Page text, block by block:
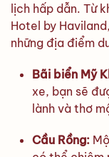
lịch hấp dẫn. Từ
Hotel by
những địa điểm
Bãi biển Mỹ
xe, bạn sẽ
lành và thơ
Cầu Rồng: